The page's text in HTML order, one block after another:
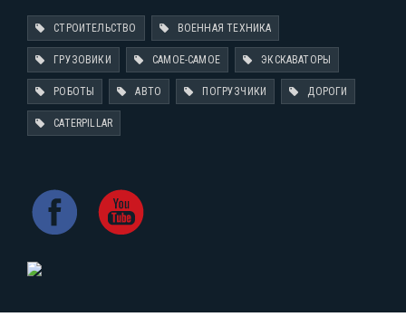
СТРОИТЕЛЬСТВО ВОЕННАЯ ТЕХНИКА
ГРУЗОВИКИ САМОЕ-САМОЕ ЭКСКАВАТОРЫ
РОБОТЫ АВТО ПОГРУЗЧИКИ ДОРОГИ
CATERPILLAR